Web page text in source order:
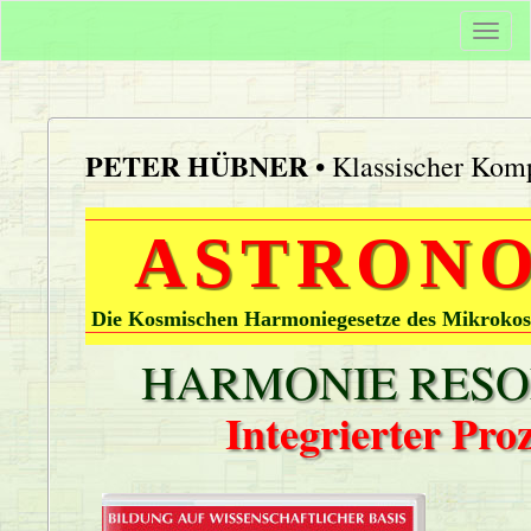
PETER HÜBNER• Klassischer
Die Kosmischen Harmoniegesetze des
HARMONIE
Integrierter